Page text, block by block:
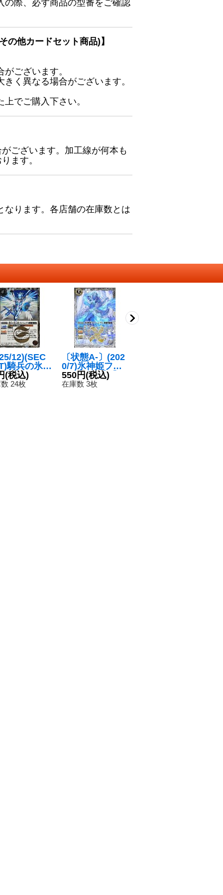
の際、必ず商品の型番をご確認
の他カードセット商品)】
ございます。
く異なる場合がございます。
でご購入下さい。
ございます。加工線が何本も
ます。
なります。各店舗の在庫数とは
12)(SEC
騎兵の氷天
ルフェッサ
SEC】{BS
(税込)
24枚
〔状態A-〕(202
0/7)氷神姫フリ
ージアム【X】
{BS54-X05}
550円(税込)
在庫数 3枚